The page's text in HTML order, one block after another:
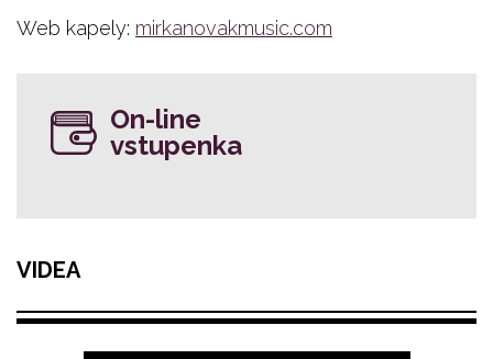
Web kapely: mirkanovakmusic.com
On-line
vstupenka
VIDEA